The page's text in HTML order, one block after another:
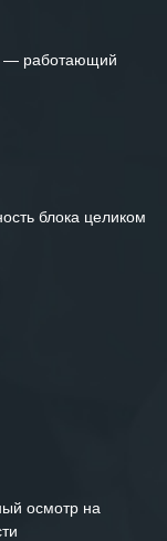
— работающий
блока целиком
осмотр на